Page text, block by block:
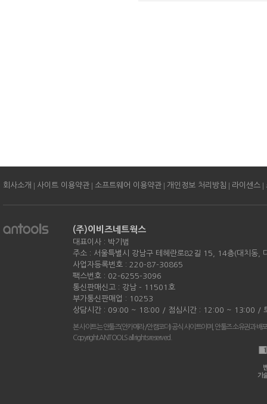
회사소개 | 사이트 이용약관 | 소프트웨어 이용약관 | 개인정보 처리방침 | 라이센스 |
(주)이비즈네트웍스
대표이사 : 박기범
주소 : 서울특별시 강남구 테헤란로82길 15, 14층(대치동,
사업자등록번호 : 220-87-30865
팩스번호 : 02-6255-3096
통신판매신고 : 강남 - 11501호
부가통신판매업 : 10253
상담시간 : 09:00 ~ 18:00 / 점심시간 : 12:00 ~ 13:00 /
본 사이트는 안툴즈(안카메라/안캠코더) 공식 사이트이며, 안툴즈 소유권과 배
Copyright ANTOOLS all rights reserved.